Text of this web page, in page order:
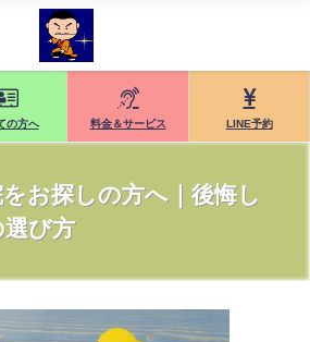
の方へ 料金＆サービス LINE予約
お探しの方へ｜後悔し
選び方